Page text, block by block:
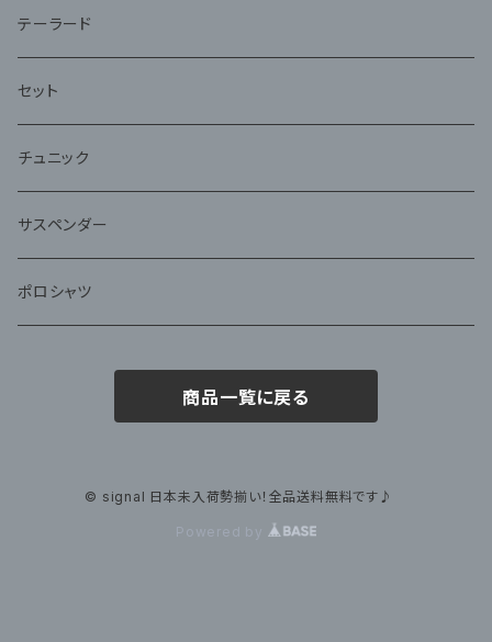
テーラード
セット
チュニック
サスペンダー
ポロシャツ
商品一覧に戻る
© signal 日本未入荷勢揃い！全品送料無料です♪
Powered by